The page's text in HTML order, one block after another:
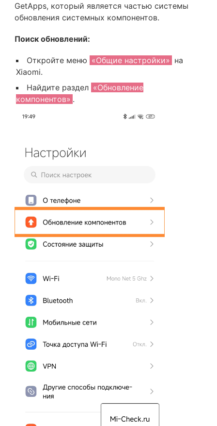
GetApps, который является частью системы
обновления системных компонентов.
Поиск обновлений:
Откройте меню «Общие настройки» на
Xiaomi.
Найдите раздел «Обновление
компонентов» .